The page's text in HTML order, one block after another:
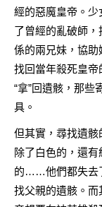
經的惡魔皇帝。
了曾經的亂破師
係的兩兄妹，協
找回當年殺死皇帝
“拿”回遺骸，那些
具。
但其實，尋找遺
除了白色的，還
的……他們都失去
找父親的遺骸。而